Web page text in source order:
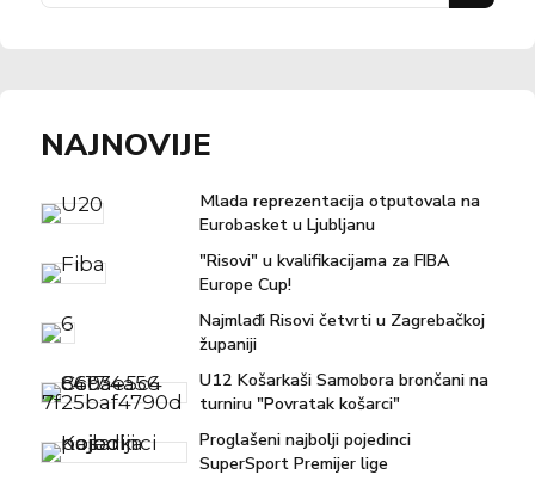
NAJNOVIJE
Mlada reprezentacija otputovala na
Eurobasket u Ljubljanu
"Risovi" u kvalifikacijama za FIBA
Europe Cup!
Najmlađi Risovi četvrti u Zagrebačkoj
županiji
U12 Košarkaši Samobora brončani na
turniru "Povratak košarci"
Proglašeni najbolji pojedinci
SuperSport Premijer lige